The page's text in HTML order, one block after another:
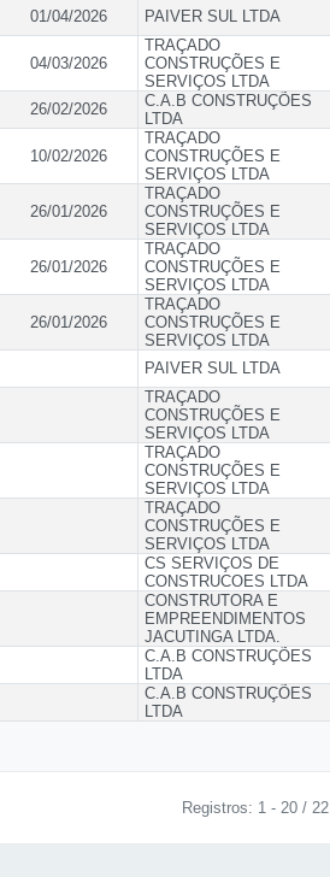
01/04/2026 PAIVER SUL LTDA
04/03/2026
TRAÇADO
CONSTRUÇÕES E
SERVIÇOS LTDA
26/02/2026
C.A.B CONSTRUÇÕES
LTDA
10/02/2026
TRAÇADO
CONSTRUÇÕES E
SERVIÇOS LTDA
26/01/2026
TRAÇADO
CONSTRUÇÕES E
SERVIÇOS LTDA
26/01/2026
TRAÇADO
CONSTRUÇÕES E
SERVIÇOS LTDA
26/01/2026
TRAÇADO
CONSTRUÇÕES E
SERVIÇOS LTDA
PAIVER SUL LTDA
TRAÇADO
CONSTRUÇÕES E
SERVIÇOS LTDA
TRAÇADO
CONSTRUÇÕES E
SERVIÇOS LTDA
TRAÇADO
CONSTRUÇÕES E
SERVIÇOS LTDA
CS SERVIÇOS DE
CONSTRUCOES LTDA
CONSTRUTORA E
EMPREENDIMENTOS
JACUTINGA LTDA.
C.A.B CONSTRUÇÕES
LTDA
C.A.B CONSTRUÇÕES
LTDA
Registros: 1 - 20 / 22